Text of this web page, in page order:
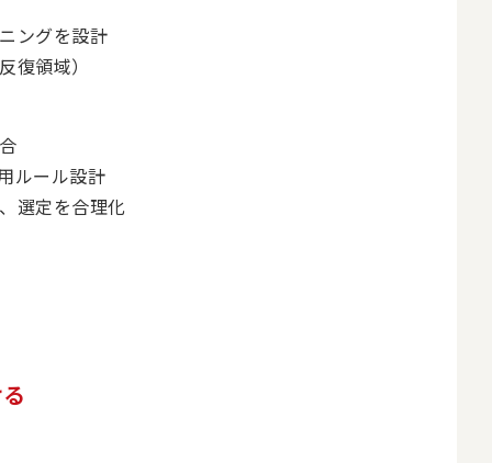
ングを設計
領域）
ルール設計
選定を合理化